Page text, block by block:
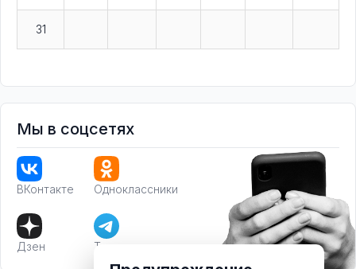
31
Мы в соцсетях
ВКонтакте Одноклассники
Дзен Телеграм